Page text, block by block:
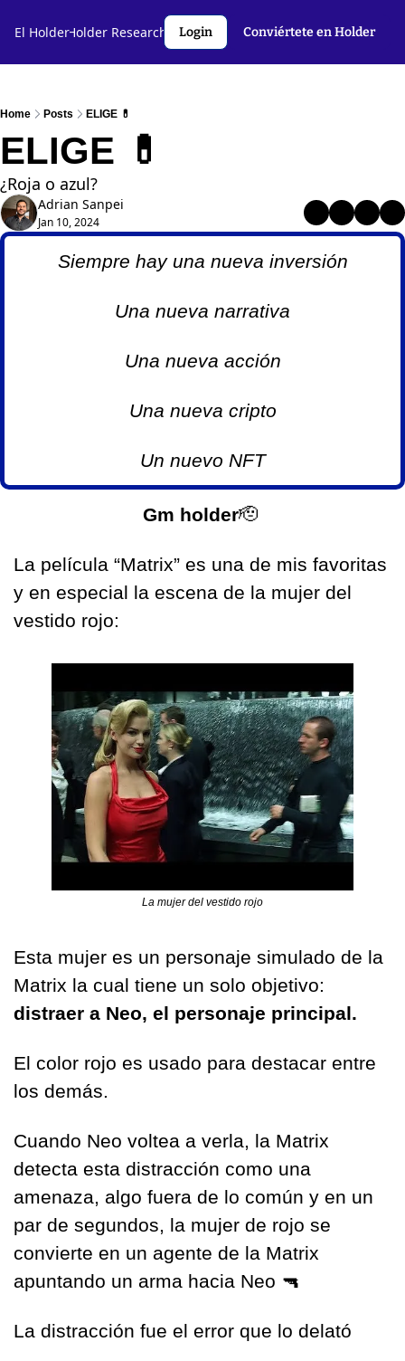
El Holder
Holder🤝 Holder Research💻️ Criptoslang🗣️ Autores
Login Conviértete en Holder
Home Posts ELIGE 💊
ELIGE 💊
¿Roja o azul?
Adrian Sanpei
Jan 10, 2024
Siempre hay una nueva inversión
Una nueva narrativa
Una nueva acción
Una nueva cripto
Un nuevo NFT
Gm holder🫡
La película “Matrix” es una de mis favoritas
y en especial la escena de la mujer del
vestido rojo:
La mujer del vestido rojo
Esta mujer es un personaje simulado de la
distraer a Neo, el personaje principal.
El color rojo es usado para destacar entre
los demás.
Cuando Neo voltea a verla, la Matrix
detecta esta distracción como una
amenaza, algo fuera de lo común y en un
par de segundos, la mujer de rojo se
convierte en un agente de la Matrix
apuntando un arma hacia Neo 🔫
La distracción fue el error que lo delató